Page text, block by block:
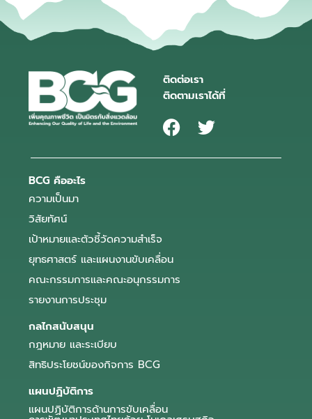
ติดต่อเรา
ติดตามเราได้ที่
BCG คืออะไร
ความเป็นมา
วิสัยทัศน์
เป้าหมายและตัวชี้วัดความสำเร็จ
ยุทธศาสตร์ และแผนงานขับเคลื่อน
คณะกรรมการและคณะอนุกรรมการ
รายงานการประชุม
กลไกสนับสนุน
กฎหมาย และระเบียบ
สิทธิประโยชน์ของกิจการ BCG
แผนปฏิบัติการ
แผนปฏิบัติการด้านการขับเคลื่อน